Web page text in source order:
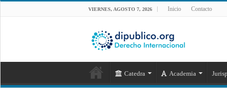
VIERNES, AGOSTO 7, 2026 Inicio Contacto
Catedra Academia